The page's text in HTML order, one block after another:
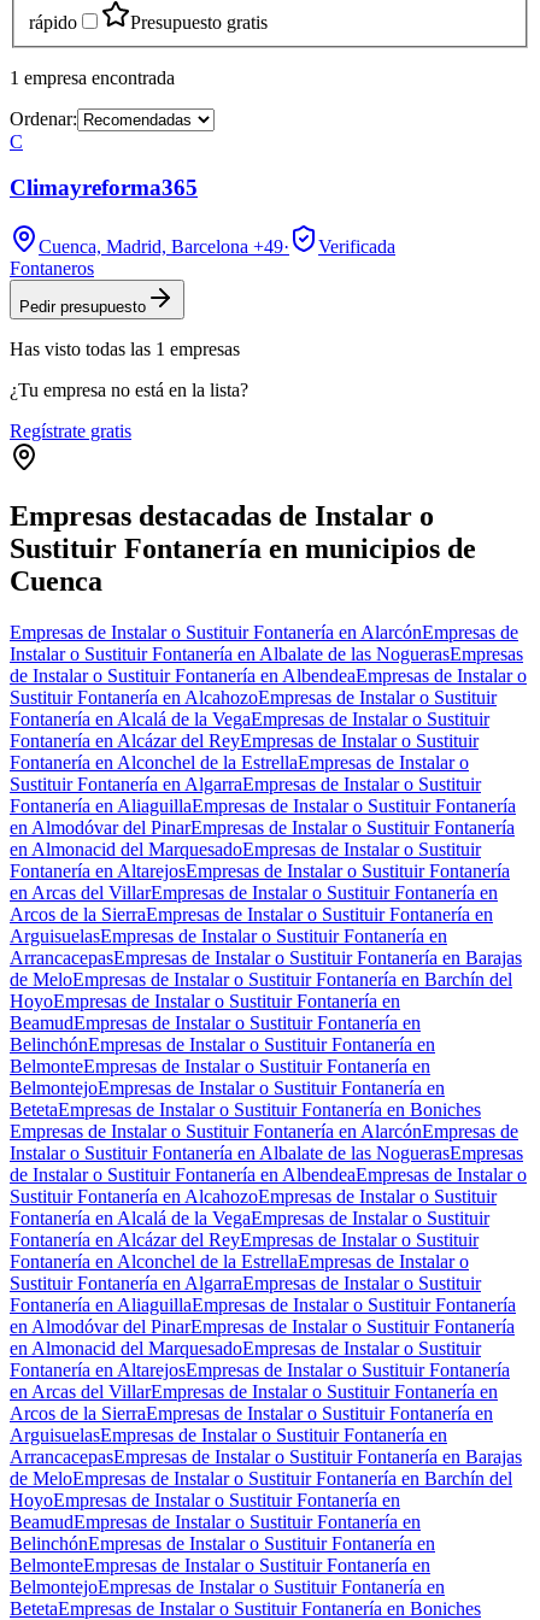
rápido
Presupuesto gratis
1 empresa encontrada
Ordenar:
C
Climayreforma365
Cuenca, Madrid, Barcelona +49·
Verificada
Fontaneros
Pedir presupuesto
Has visto todas las 1 empresas
¿Tu empresa no está en la lista?
Regístrate gratis
Empresas destacadas de Instalar o
Sustituir Fontanería en municipios de
Cuenca
Empresas de Instalar o Sustituir Fontanería en AlarcónEmpresas de
Instalar o Sustituir Fontanería en Albalate de las NoguerasEmpresas
de Instalar o Sustituir Fontanería en AlbendeaEmpresas de Instalar o
Sustituir Fontanería en AlcahozoEmpresas de Instalar o Sustituir
Fontanería en Alcalá de la VegaEmpresas de Instalar o Sustituir
Fontanería en Alcázar del ReyEmpresas de Instalar o Sustituir
Fontanería en Alconchel de la EstrellaEmpresas de Instalar o
Sustituir Fontanería en AlgarraEmpresas de Instalar o Sustituir
Fontanería en AliaguillaEmpresas de Instalar o Sustituir Fontanería
en Almodóvar del PinarEmpresas de Instalar o Sustituir Fontanería
en Almonacid del MarquesadoEmpresas de Instalar o Sustituir
Fontanería en AltarejosEmpresas de Instalar o Sustituir Fontanería
en Arcas del VillarEmpresas de Instalar o Sustituir Fontanería en
Arcos de la SierraEmpresas de Instalar o Sustituir Fontanería en
ArguisuelasEmpresas de Instalar o Sustituir Fontanería en
ArrancacepasEmpresas de Instalar o Sustituir Fontanería en Barajas
de MeloEmpresas de Instalar o Sustituir Fontanería en Barchín del
HoyoEmpresas de Instalar o Sustituir Fontanería en
BeamudEmpresas de Instalar o Sustituir Fontanería en
BelinchónEmpresas de Instalar o Sustituir Fontanería en
BelmonteEmpresas de Instalar o Sustituir Fontanería en
BelmontejoEmpresas de Instalar o Sustituir Fontanería en
BetetaEmpresas de Instalar o Sustituir Fontanería en Boniches
Empresas de Instalar o Sustituir Fontanería en AlarcónEmpresas de
Instalar o Sustituir Fontanería en Albalate de las NoguerasEmpresas
de Instalar o Sustituir Fontanería en AlbendeaEmpresas de Instalar o
Sustituir Fontanería en AlcahozoEmpresas de Instalar o Sustituir
Fontanería en Alcalá de la VegaEmpresas de Instalar o Sustituir
Fontanería en Alcázar del ReyEmpresas de Instalar o Sustituir
Fontanería en Alconchel de la EstrellaEmpresas de Instalar o
Sustituir Fontanería en AlgarraEmpresas de Instalar o Sustituir
Fontanería en AliaguillaEmpresas de Instalar o Sustituir Fontanería
en Almodóvar del PinarEmpresas de Instalar o Sustituir Fontanería
en Almonacid del MarquesadoEmpresas de Instalar o Sustituir
Fontanería en AltarejosEmpresas de Instalar o Sustituir Fontanería
en Arcas del VillarEmpresas de Instalar o Sustituir Fontanería en
Arcos de la SierraEmpresas de Instalar o Sustituir Fontanería en
ArguisuelasEmpresas de Instalar o Sustituir Fontanería en
ArrancacepasEmpresas de Instalar o Sustituir Fontanería en Barajas
de MeloEmpresas de Instalar o Sustituir Fontanería en Barchín del
HoyoEmpresas de Instalar o Sustituir Fontanería en
BeamudEmpresas de Instalar o Sustituir Fontanería en
BelinchónEmpresas de Instalar o Sustituir Fontanería en
BelmonteEmpresas de Instalar o Sustituir Fontanería en
BelmontejoEmpresas de Instalar o Sustituir Fontanería en
BetetaEmpresas de Instalar o Sustituir Fontanería en Boniches